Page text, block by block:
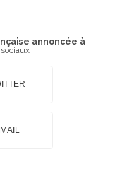
annoncée à